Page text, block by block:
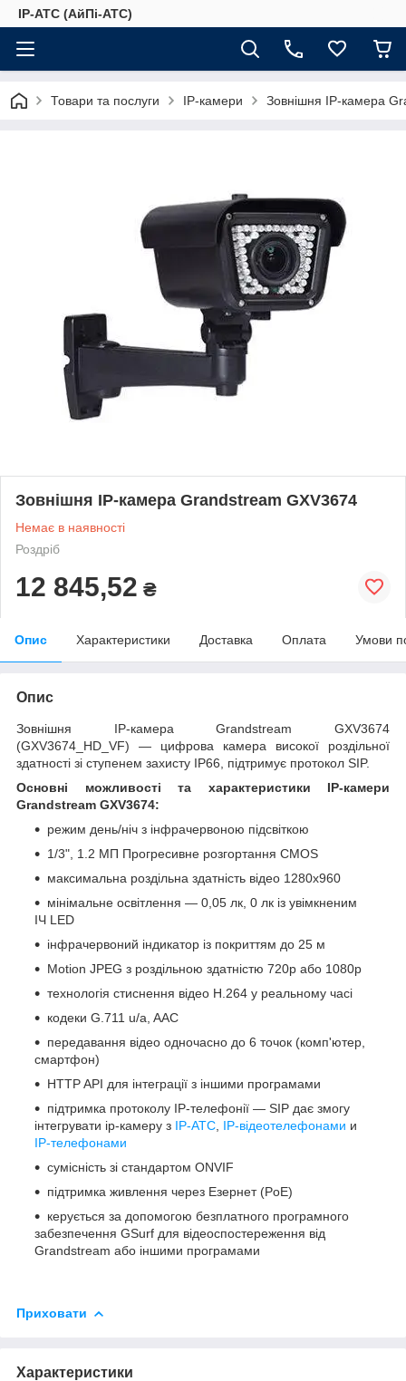
IP-АТС (АйПі-АТС)
Товари та послуги IP-камери Зовнішня IP-камера
Зовнішня IP-камера Grandstream GXV3674
Немає в наявності
Роздріб
12 845,52 ₴
Опис Характеристики Доставка Оплата Умови
Опис
Зовнішня IP-камера Grandstream GXV3674
(GXV3674_HD_VF) — цифрова камера високої роздільної
здатності зі ступенем захисту IP66, підтримує протокол SIP.
Основні можливості та характеристики IP-камери
Grandstream GXV3674:
режим день/ніч з інфрачервоною підсвіткою
1/3", 1.2 МП Прогресивне розгортання CMOS
максимальна роздільна здатність відео 1280х960
мінімальне освітлення — 0,05 лк, 0 лк із увімкненим
ІЧ LED
інфрачервоний індикатор із покриттям до 25 м
Motion JPEG з роздільною здатністю 720p або 1080p
технологія стиснення відео H.264 у реальному часі
кодеки G.711 u/a, AAC
передавання відео одночасно до 6 точок (комп'ютер,
смартфон)
HTTP API для інтеграції з іншими програмами
підтримка протоколу IP-телефонії — SIP дає змогу
інтегрувати ip-камеру з IP-АТС IP-відеотелефонами и
IP-телефонами
сумісність зі стандартом ONVIF
підтримка живлення через Езернет (PoE)
керується за допомогою безплатного програмного
забезпечення GSurf для відеоспостереження від
Grandstream або іншими програмами
Приховати
Характеристики